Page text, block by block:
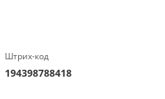
Штрих-код
194398788418